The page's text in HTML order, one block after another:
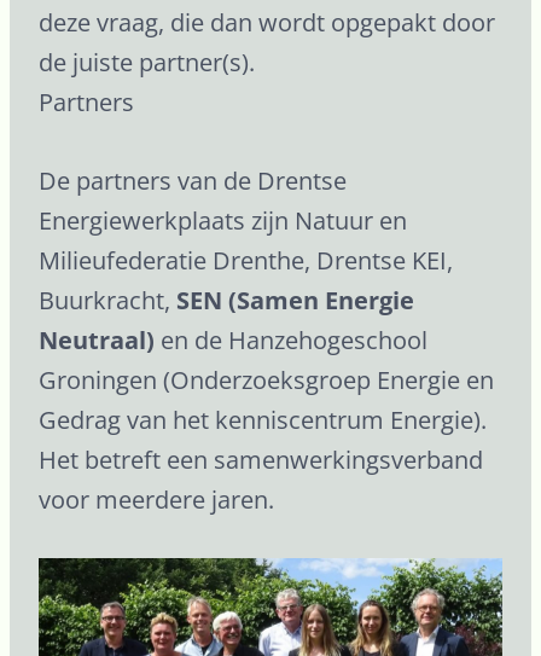
deze vraag, die dan wordt opgepakt door
de juiste partner(s).
Partners
De partners van de Drentse
Energiewerkplaats zijn Natuur en
Milieufederatie Drenthe, Drentse KEI,
Buurkracht, SEN (Samen Energie
Neutraal) en de Hanzehogeschool
Groningen (Onderzoeksgroep Energie en
Gedrag van het kenniscentrum Energie).
Het betreft een samenwerkingsverband
voor meerdere jaren.